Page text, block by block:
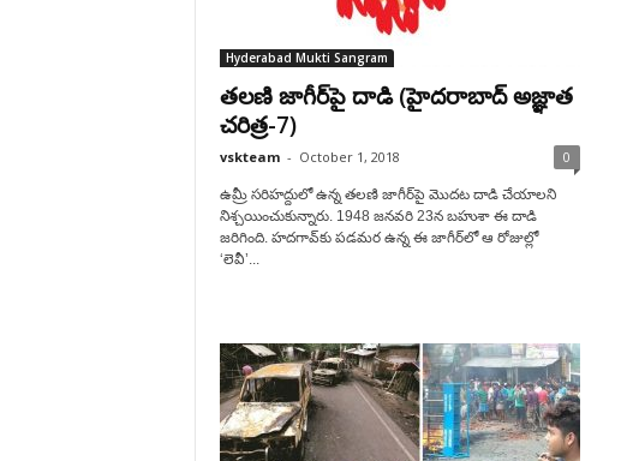
Hyderabad Mukti Sangram
తలణి జాగీర్‌పై దాడి (హైదరాబాద్ అజ్ఞాత
చరిత్ర-7)
vskteam - October 1, 2018 0
ఉమ్రీ సరిహద్దులో ఉన్న తలణి జాగీర్‌పై మొదట దాడి చేయాలని
నిశ్చయించుకున్నారు. 1948 జనవరి 23న బహుశా ఈ దాడి
జరిగింది. హదగావ్‌కు పడమర ఉన్న ఈ జాగీర్‌లో ఆ రోజుల్లో
‘లెవీ’...